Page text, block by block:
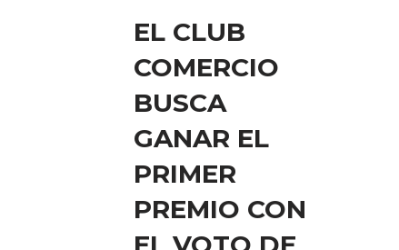
EL CLUB
COMERCIO
BUSCA
GANAR EL
PRIMER
PREMIO CON